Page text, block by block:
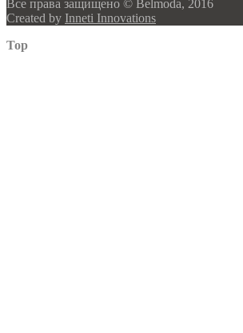
Все права защищено © Belmoda, 2016
Created by Inneti Innovations
Top